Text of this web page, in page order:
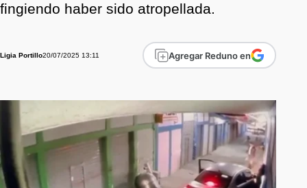
fingiendo haber sido atropellada.
Ligia Portillo20/07/2025 13:11 Agregar Reduno en